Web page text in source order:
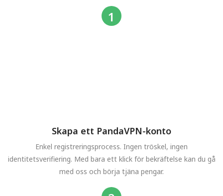
Skapa ett PandaVPN-konto
Enkel registreringsprocess. Ingen tröskel, ingen
identitetsverifiering. Med bara ett klick för bekräftelse kan du gå
med oss och börja tjäna pengar.